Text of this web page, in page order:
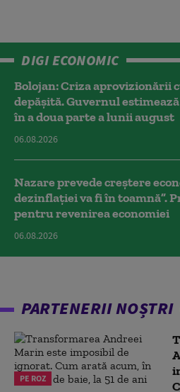
DIGI ECONOMIC
Bolojan: Criza aprovizionării
depășită. Guvernul
în a doua parte a lunii august
06.08.2026
Nazare prevede creștere
dezinflației va fi în toamnă”.
pentru revenirea economiei
06.08.2026
PARTENERII NOȘTRI
PE ROZ